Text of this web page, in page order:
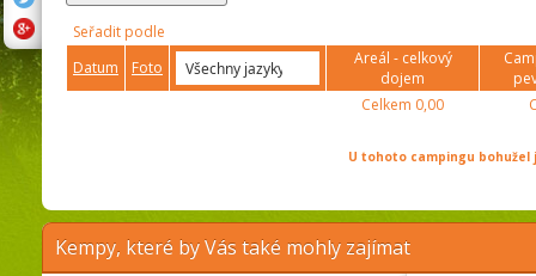
Seřadit podle
Datum
Foto
Areál - celkový
dojem
Celkem 0,00
U tohoto campingu
Kempy, které by Vás také mohly zajímat